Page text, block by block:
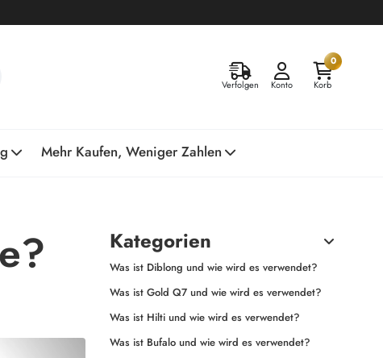
Verfolgen Konto
0
Korb
Mehr Kaufen, Weniger Zahlen
Kategorien
Was ist Diblong und wie wird es verwendet?
Was ist Gold Q7 und wie wird es verwendet?
Was ist Hilti und wie wird es verwendet?
Was ist Bufalo und wie wird es verwendet?